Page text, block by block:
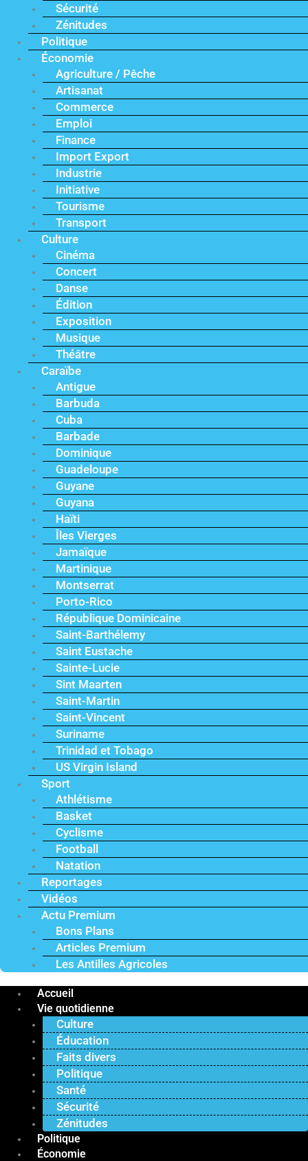
Sécurité
Zénitudes
Politique
Économie
Agriculture / Pêche
Artisanat
Commerce
Emploi
Finance
Import Export
Industrie
Initiative
Tourisme
Transport
Culture
Cinéma
Concert
Danse
Édition
Exposition
Musique
Théâtre
Caraïbe
Antigue
Barbuda
Cuba
Barbade
Dominique
Guadeloupe
Guyane
Guyana
Haïti
Îles Vierges
Jamaïque
Martinique
Montserrat
Porto-Rico
République Dominicaine
Saint-Barthélemy
Saint Eustache
Sainte-Lucie
Sint Maarten
Saint-Martin
Saint-Vincent
Suriname
Trinidad et Tobago
US Virgin Island
Sport
Athlétisme
Basket
Cyclisme
Football
Natation
Reportages
Vidéos
Actu Premium
Bons Plans
Articles Premium
Les Antilles Agricoles
Accueil
Vie quotidienne
Culture
Éducation
Faits divers
Politique
Santé
Sécurité
Zénitudes
Politique
Économie